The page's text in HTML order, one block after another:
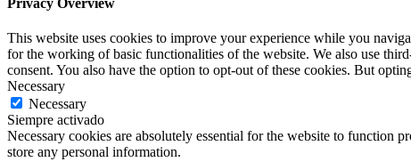
Privacy Overview
This website uses cookies to improve your experience while you
for the working of basic functionalities of the website. We also use
consent. You also have the option to opt-out of these cookies. But
Necessary
Necessary
Siempre activado
Necessary cookies are absolutely essential for the website to function
store any personal information.